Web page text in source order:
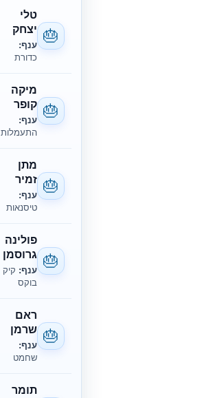
🎂
טלי
יצחק
ענף:
כדורת
🎂
מיקה
קופר
ענף:
התעמלות
🎂
מתן
זמיר
ענף:
טיסנאות
🎂
פולינה
גרוסמן
ענף: קיק
בוקס
🎂
ראם
שרמן
ענף:
שחמט
תומר